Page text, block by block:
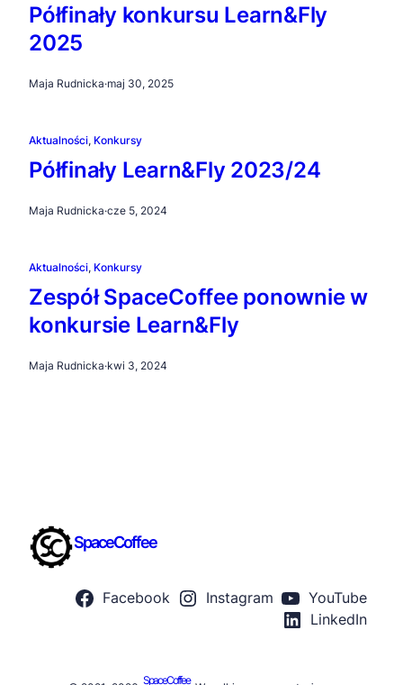
Półfinały konkursu Learn&Fly
2025
Maja Rudnicka·maj 30, 2025
Aktualności, Konkursy
Półfinały Learn&Fly 2023/24
Maja Rudnicka·cze 5, 2024
Aktualności, Konkursy
Zespół SpaceCoffee ponownie w
konkursie Learn&Fly
Maja Rudnicka·kwi 3, 2024
SpaceCoffee
Facebook Instagram
YouTube
LinkedIn
SpaceCoffee